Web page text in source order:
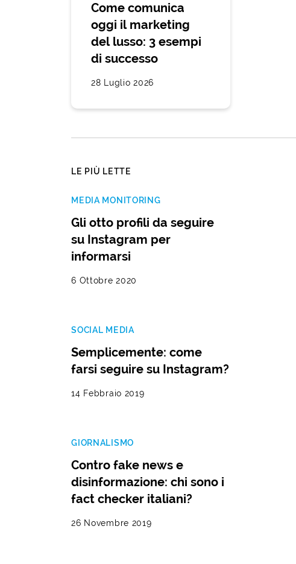
Come comunica
oggi il marketing
del lusso: 3 esempi
di successo
28 Luglio 2026
LE PIÙ LETTE
MEDIA MONITORING
Gli otto profili da seguire
su Instagram per
informarsi
6 Ottobre 2020
SOCIAL MEDIA
Semplicemente: come
farsi seguire su Instagram?
14 Febbraio 2019
GIORNALISMO
Contro fake news e
disinformazione: chi sono i
fact checker italiani?
26 Novembre 2019